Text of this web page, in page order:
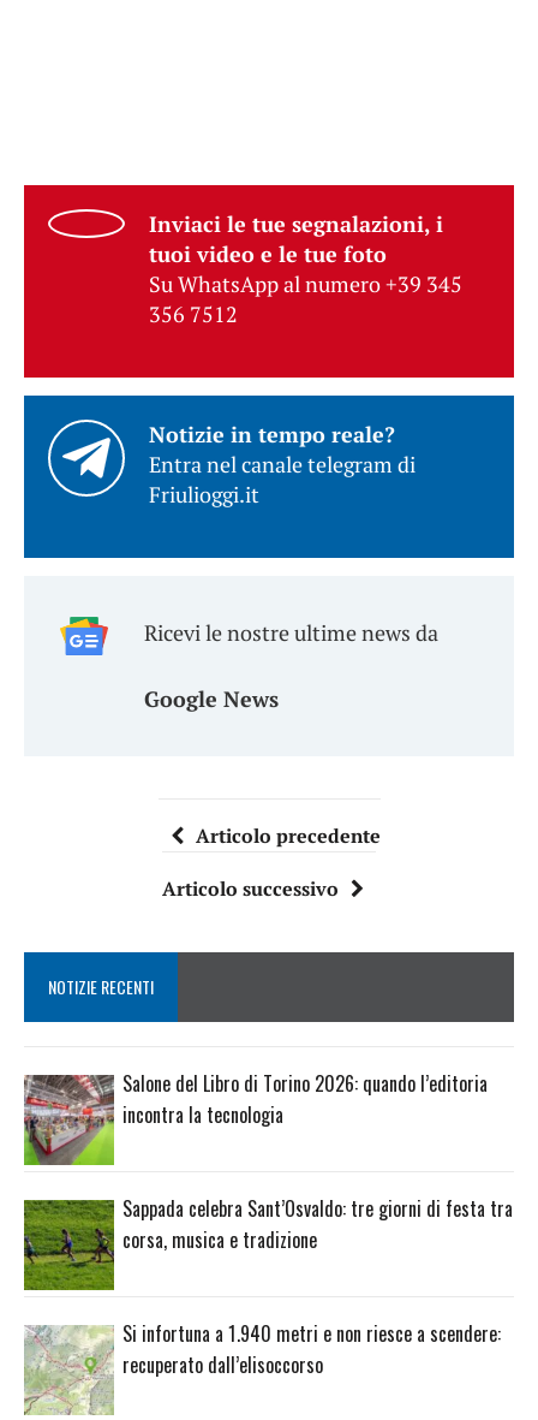
Inviaci le tue segnalazioni, i
tuoi video e le tue foto
Su WhatsApp al numero +39 345
356 7512
Notizie in tempo reale?
Entra nel canale telegram di
Friulioggi.it
Ricevi le nostre ultime news da
Google News
Articolo precedente
Articolo successivo
NOTIZIE RECENTI
Salone del Libro di Torino 2026: quando l’editoria
incontra la tecnologia
Sappada celebra Sant’Osvaldo: tre giorni di festa tra
corsa, musica e tradizione
Si infortuna a 1.940 metri e non riesce a scendere:
recuperato dall’elisoccorso